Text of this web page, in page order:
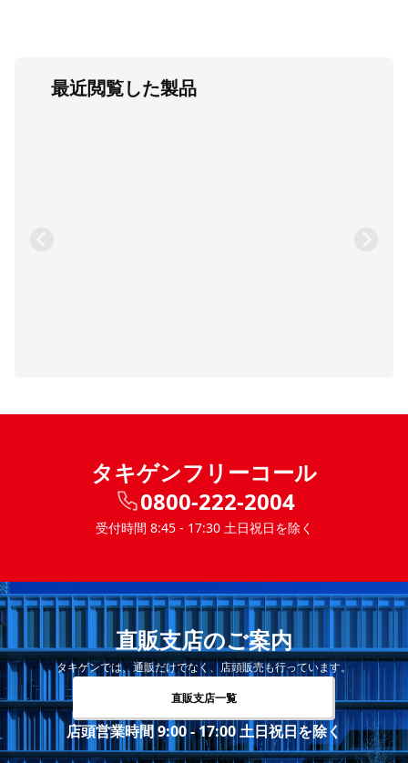
最近閲覧した製品
タキゲンフリーコール
0800-222-2004
受付時間 8:45 - 17:30 土日祝日を除く
直販支店のご案内
タキゲンでは、通販だけでなく、店頭販売も行っています。
直販支店一覧
店頭営業時間 9:00 - 17:00 土日祝日を除く